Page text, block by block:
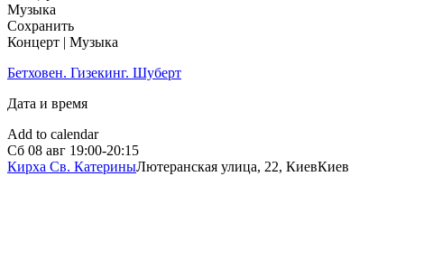
Музыка
Сохранить
Концерт | Музыка
Бетховен. Гизекинг. Шуберт
Дата и время
Add to calendar
Сб 08 авг 19:00-20:15
Кирха Св. КатериныЛютеранская улица, 22, КиевКиев